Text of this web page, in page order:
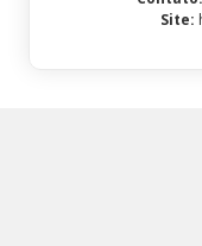
Site: